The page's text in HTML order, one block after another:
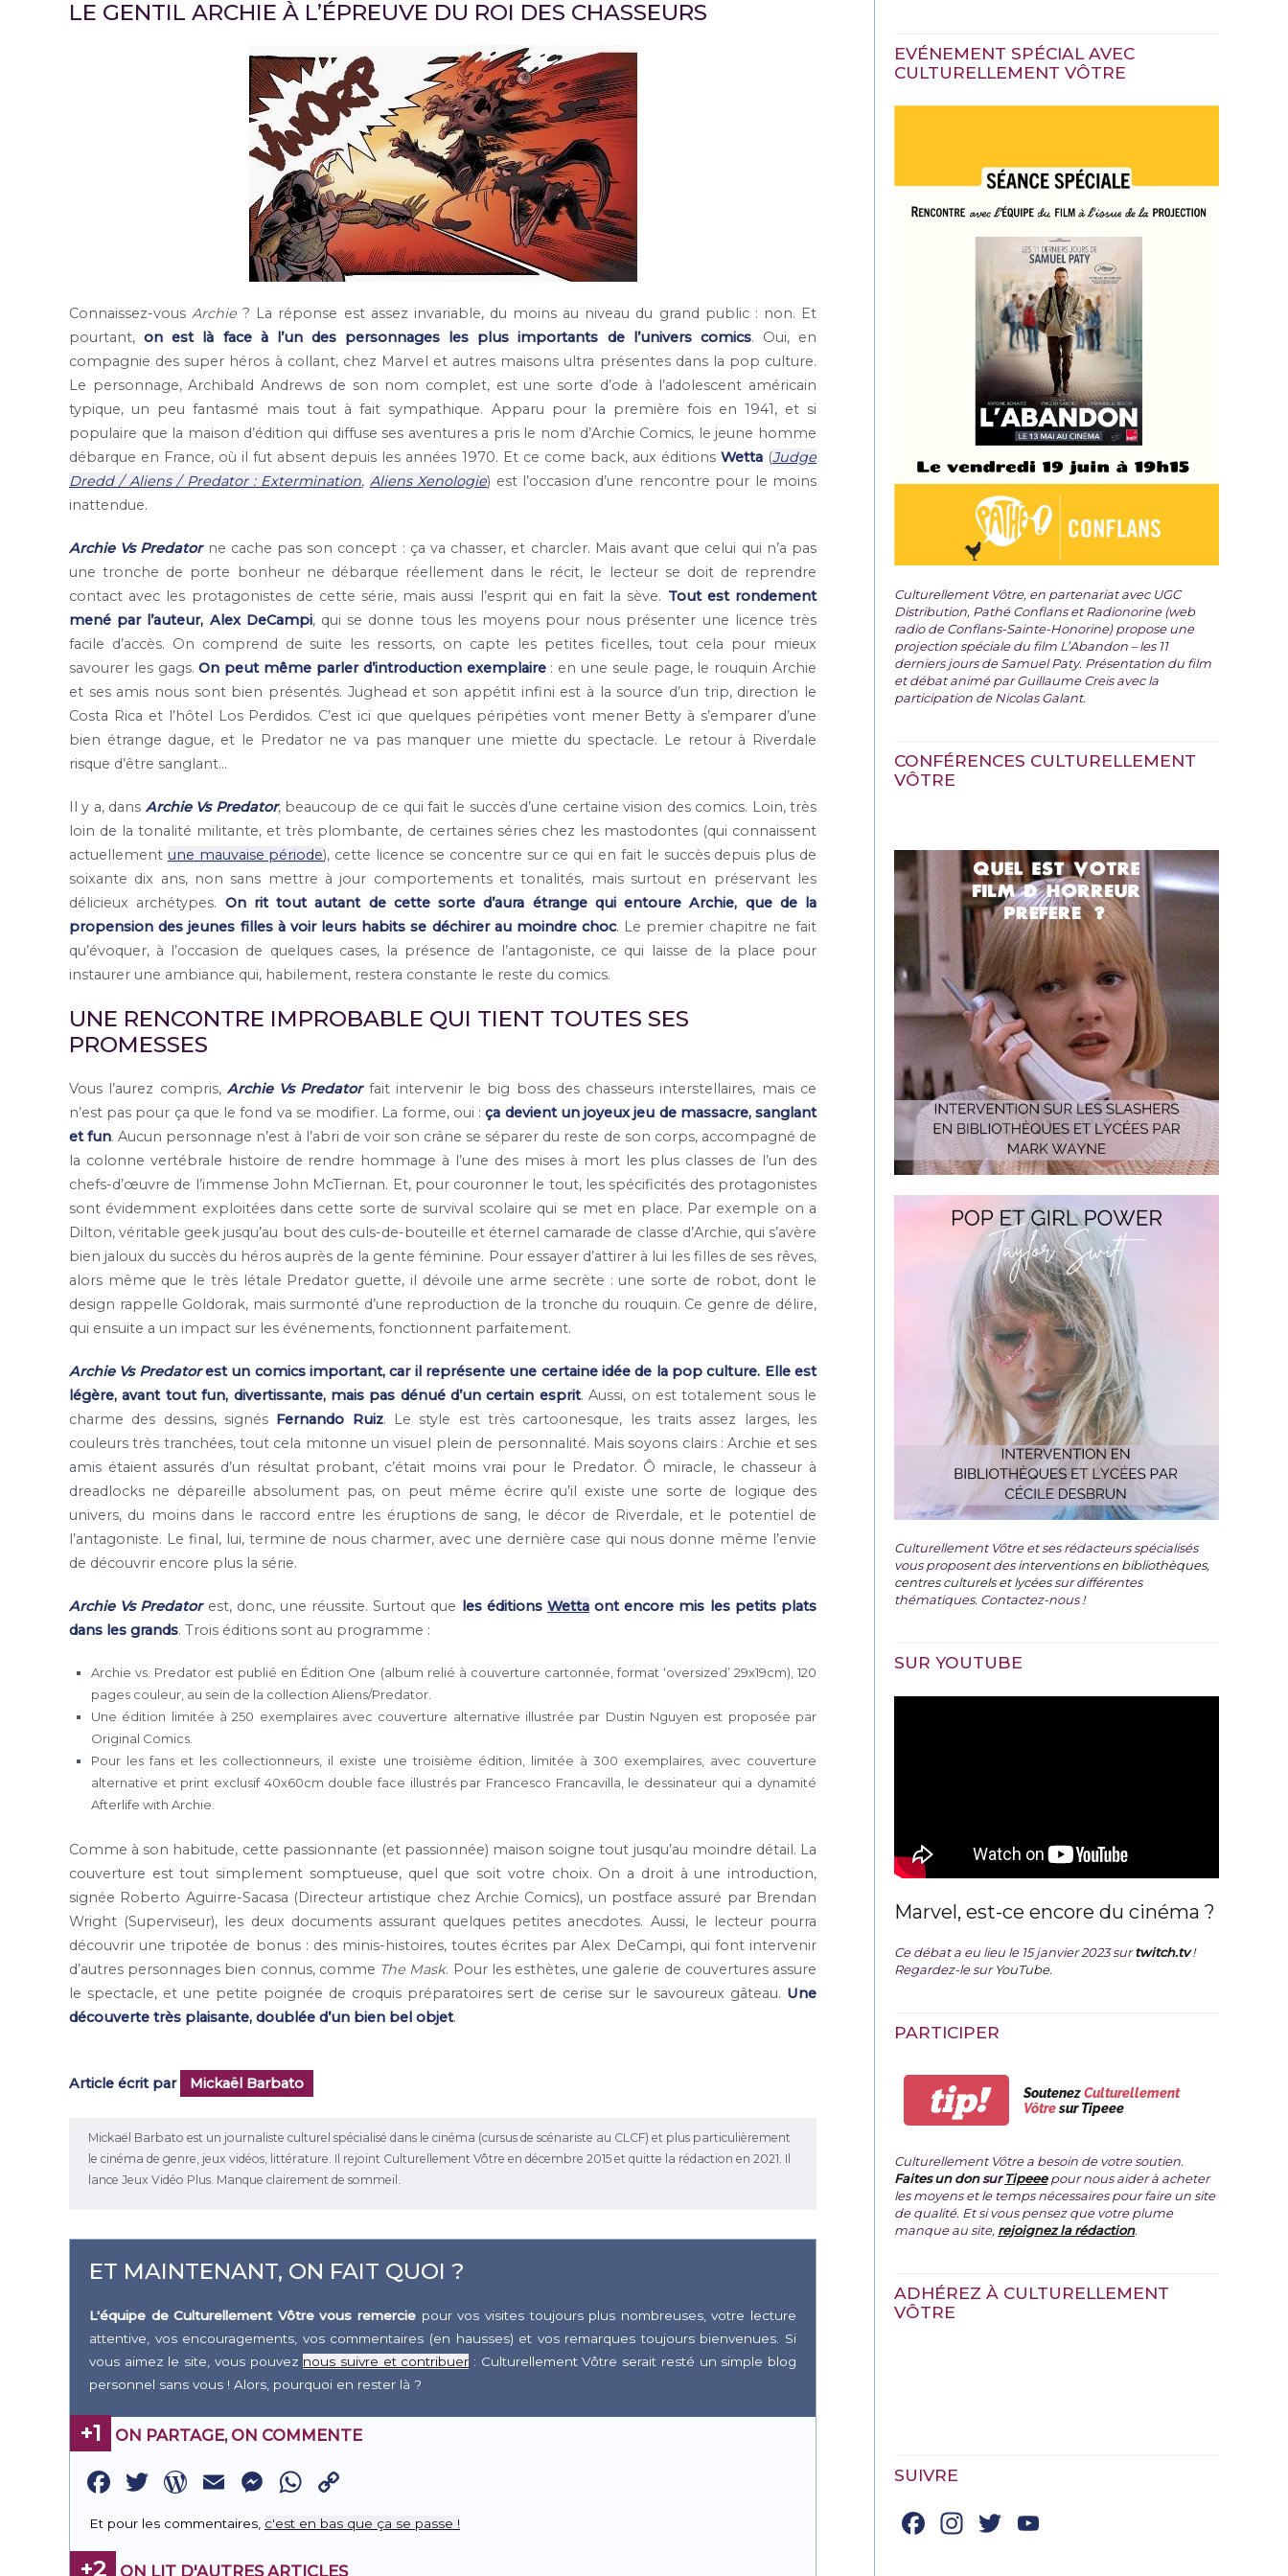
LE GENTIL ARCHIE À L’ÉPREUVE DU ROI DES CHASSEURS
Connaissez-vous Archie ? La réponse est assez invariable, du moins au niveau du grand public : non. Et
pourtant,on est là face à l’un des personnages les plus importants de l’univers comics. Oui, en
compagnie des super héros à collant, chez Marvel et autres maisons ultra présentes dans la pop culture.
Le personnage, Archibald Andrews de son nom complet, est une sorte d’ode à l’adolescent américain
typique, un peu fantasmé mais tout à fait sympathique. Apparu pour la première fois en 1941, et si
populaire que la maison d’édition qui diffuse ses aventures a pris le nom d’Archie Comics, le jeune homme
débarque en France, où il fut absent depuis les années 1970. Et ce come back, aux éditions Wetta(Judge
Dredd / Aliens / Predator : Extermination, Aliens Xenologie) est l’occasion d’une rencontre pour le moins
inattendue.
Archie Vs Predatorne cache pas son concept : ça va chasser, et charcler. Mais avant que celui qui n’a pas
une tronche de porte bonheur ne débarque réellement dans le récit, le lecteur se doit de reprendre
contact avec les protagonistes de cette série, mais aussi l’esprit qui en fait la sève. Tout est rondement
mené par l’auteur, Alex DeCampi, qui se donne tous les moyens pour nous présenter une licence très
facile d’accès. On comprend de suite les ressorts, on capte les petites ficelles, tout cela pour mieux
savourer les gags.On peut même parler d’introduction exemplaire: en une seule page, le rouquin Archie
et ses amis nous sont bien présentés. Jughead et son appétit infini est à la source d’un trip, direction le
Costa Rica et l’hôtel Los Perdidos. C’est ici que quelques péripéties vont mener Betty à s’emparer d’une
bien étrange dague, et le Predator ne va pas manquer une miette du spectacle. Le retour à Riverdale
risque d’être sanglant…
Il y a, dans Archie Vs Predator, beaucoup de ce qui fait le succès d’une certaine vision des comics. Loin, très
loin de la tonalité militante, et très plombante, de certaines séries chez les mastodontes (qui connaissent
actuellement une mauvaise période), cette licence se concentre sur ce qui en fait le succès depuis plus de
soixante dix ans, non sans mettre à jour comportements et tonalités, mais surtout en préservant les
délicieux archétypes. On rit tout autant de cette sorte d’aura étrange qui entoure Archie, que de la
propension des jeunes filles à voir leurs habits se déchirer au moindre choc. Le premier chapitre ne fait
qu’évoquer, à l’occasion de quelques cases, la présence de l’antagoniste, ce qui laisse de la place pour
instaurer une ambiance qui, habilement, restera constante le reste du comics.
UNE RENCONTRE IMPROBABLE QUI TIENT TOUTES SES
PROMESSES
Vous l’aurez compris, Archie Vs Predatorfait intervenir le big boss des chasseurs interstellaires, mais ce
n’est pas pour ça que le fond va se modifier. La forme, oui :ça devient un joyeux jeu de massacre, sanglant
et fun. Aucun personnage n’est à l’abri de voir son crâne se séparer du reste de son corps, accompagné de
la colonne vertébrale histoire de rendre hommage à l’une des mises à mort les plus classes de l’un des
chefs-d’œuvre de l’immense John McTiernan. Et, pour couronner le tout, les spécificités des protagonistes
sont évidemment exploitées dans cette sorte de survival scolaire qui se met en place. Par exemple on a
Dilton, véritable geek jusqu’au bout des culs-de-bouteille et éternel camarade de classe d’Archie, qui s’avère
bien jaloux du succès du héros auprès de la gente féminine. Pour essayer d’attirer à lui les filles de ses rêves,
alors même que le très létale Predator guette, il dévoile une arme secrète : une sorte de robot, dont le
design rappelle Goldorak, mais surmonté d’une reproduction de la tronche du rouquin. Ce genre de délire,
qui ensuite a un impact sur les événements, fonctionnent parfaitement.
Archie Vs Predatorest un comics important, car il représente une certaine idée de la pop culture. Elle est
légère, avant tout fun, divertissante, mais pas dénué d’un certain esprit. Aussi, on est totalement sous le
charme des dessins, signés Fernando Ruiz. Le style est très cartoonesque, les traits assez larges, les
couleurs très tranchées, tout cela mitonne un visuel plein de personnalité. Mais soyons clairs : Archie et ses
amis étaient assurés d’un résultat probant, c’était moins vrai pour le Predator. Ô miracle, le chasseur à
dreadlocks ne dépareille absolument pas, on peut même écrire qu’il existe une sorte de logique des
univers, du moins dans le raccord entre les éruptions de sang, le décor de Riverdale, et le potentiel de
l’antagoniste. Le final, lui, termine de nous charmer, avec une dernière case qui nous donne même l’envie
de découvrir encore plus la série.
Archie Vs Predatorest, donc, une réussite. Surtout que les éditions Wettaont encore mis les petits plats
dans les grands. Trois éditions sont au programme :
Archie vs. Predator est publié en Édition One (album relié à couverture cartonnée, format ‘oversized’ 29x19cm), 120
pages couleur, au sein de la collection Aliens/Predator.
Une édition limitée à 250 exemplaires avec couverture alternative illustrée par Dustin Nguyen est proposée par
Original Comics.
Pour les fans et les collectionneurs, il existe une troisième édition, limitée à 300 exemplaires, avec couverture
alternative et print exclusif 40x60cm double face illustrés par Francesco Francavilla, le dessinateur qui a dynamité
Afterlife with Archie.
Comme à son habitude, cette passionnante (et passionnée) maison soigne tout jusqu’au moindre détail. La
couverture est tout simplement somptueuse, quel que soit votre choix. On a droit à une introduction,
signée Roberto Aguirre-Sacasa (Directeur artistique chez Archie Comics), un postface assuré par Brendan
Wright (Superviseur), les deux documents assurant quelques petites anecdotes. Aussi, le lecteur pourra
découvrir une tripotée de bonus : des minis-histoires, toutes écrites par Alex DeCampi, qui font intervenir
d’autres personnages bien connus, comme The Mask. Pour les esthètes, une galerie de couvertures assure
le spectacle, et une petite poignée de croquis préparatoires sert de cerise sur le savoureux gâteau. Une
découverte très plaisante, doublée d’un bien bel objet.
Article écrit par Mickaël Barbato
Mickaël Barbato est un journaliste culturel spécialisé dans le cinéma (cursus de scénariste au CLCF) et plus particulièrement
le cinéma de genre, jeux vidéos, littérature. Il rejoint Culturellement Vôtre en décembre 2015 et quitte la rédaction en 2021. Il
lance Jeux Vidéo Plus. Manque clairement de sommeil.
ET MAINTENANT, ON FAIT QUOI ?
L'équipe de Culturellement Vôtre vous remercie pour vos visites toujours plus nombreuses, votre lecture
attentive, vos encouragements, vos commentaires (en hausses) et vos remarques toujours bienvenues. Si
vous aimez le site, vous pouvez nous suivre et contribuer : Culturellement Vôtre serait resté un simple blog
personnel sans vous ! Alors, pourquoi en rester là ?
+1 ON PARTAGE, ON COMMENTE
Facebook
Twitter
WordPress
EmailMessenger
WhatsApp
Link
Et pour les commentaires, c'est en bas que ça se passe !
+2 ON LIT D'AUTRES ARTICLES
EVÉNEMENT SPÉCIAL AVEC
CULTURELLEMENT VÔTRE
Culturellement Vôtre, en partenariat avec UGC
Distribution, Pathé Conflans et Radionorine (web
radio de Conflans-Sainte-Honorine) propose une
projection spéciale du film L’Abandon – les 11
derniers jours de Samuel Paty. Présentation du film
et débat animé par Guillaume Creis avec la
participation de Nicolas Galant.
CONFÉRENCES CULTURELLEMENT
VÔTRE
Culturellement Vôtre et ses rédacteurs spécialisés
vous proposent desinterventions en bibliothèques,
centres culturels et lycéessur différentes
thématiques. Contactez-nous !
SUR YOUTUBE
Marvel, est-ce encore du cinéma ?
Ce débat a eu lieu le 15 janvier 2023 surtwitch.tv !
Regardez-le surYouTube.
PARTICIPER
tip! SoutenezCulturellement
Vôtresur Tipeee
Culturellement Vôtre a besoin de votre soutien.
Faites un donsurTipeeepour nous aider à acheter
les moyens et le temps nécessaires pour faire un site
de qualité. Et si vous pensez que votre plume
manque au site, rejoignez la rédaction.
ADHÉREZ À CULTURELLEMENT
VÔTRE
SUIVRE
Facebook
Instagram
Twitter